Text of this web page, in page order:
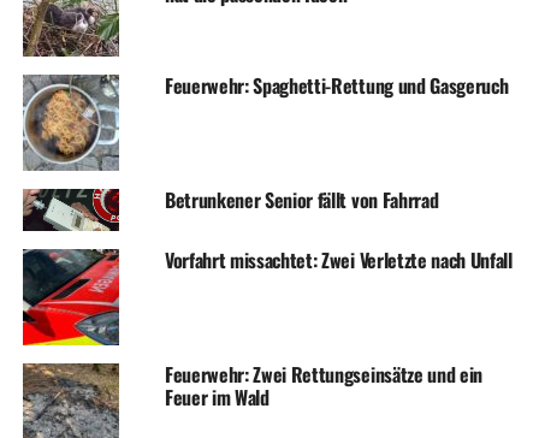
Symbolfoto / Archiv
RELATED TOPICS: BLAULICHT NEWS
+++ Test +++
DON'T MISS
The Hottest Hairstyle at Fashion Week Is Not on the
Runways
Feuerwehr: Spaghetti-Rettung und Gasgeruch
Betrunkener Senior fällt von Fahrrad
Vorfahrt missachtet: Zwei Verletzte nach Unfall
Feuerwehr: Zwei Rettungseinsätze und ein
Feuer im Wald